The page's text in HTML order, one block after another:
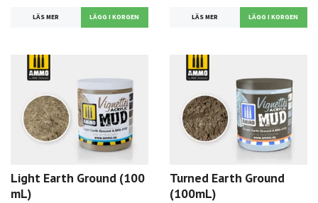
LÄS MER LÄS MER
Light Earth Ground (100
mL)
Turned Earth Ground
(100mL)